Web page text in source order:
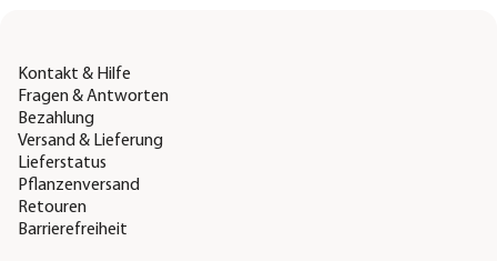
Kontakt & Hilfe
Fragen & Antworten
Bezahlung
Versand & Lieferung
Lieferstatus
Pflanzenversand
Retouren
Barrierefreiheit